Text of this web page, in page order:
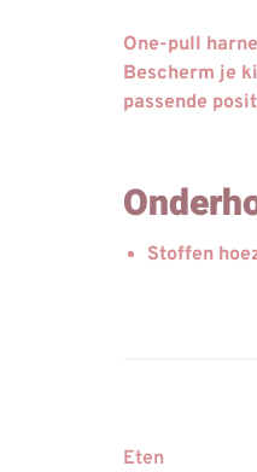
One-pull
Bescherm je
passende
Stoffen
Eten